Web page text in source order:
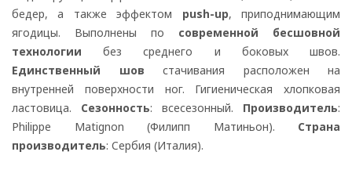
бедер, а также эффектом push-up, приподнимающим
ягодицы. Выполнены по современной бесшовной
технологии без среднего и боковых швов.
Единственный шов стачивания расположен на
внутренней поверхности ног. Гигиеническая хлопковая
ластовица. Сезонность: всесезонный. Производитель:
Philippe Matignon (Филипп Матиньон). Страна
производитель: Сербия (Италия).